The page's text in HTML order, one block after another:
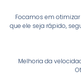
Focamos em
que ele seja rápido,
Melhoria da